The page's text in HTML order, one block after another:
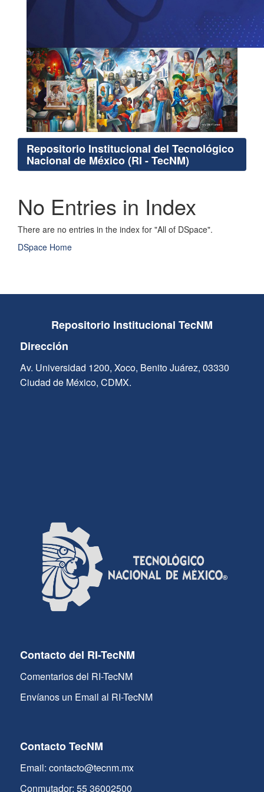
Repositorio Institucional del Tecnológico
Nacional de México (RI - TecNM)
No Entries in Index
There are no entries in the index for "All of DSpace".
DSpace Home
Repositorio Institucional TecNM
Dirección
Av. Universidad 1200, Xoco, Benito Juárez, 03330
Ciudad de México, CDMX.
Contacto del RI-TecNM
Comentarios del RI-TecNM
Envíanos un Email al RI-TecNM
Contacto TecNM
Email: contacto@tecnm.mx
Conmutador: 55 36002500